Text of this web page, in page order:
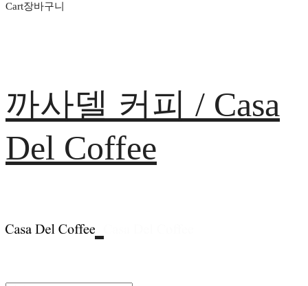
Cart장바구니
까사델 커피 / Casa
Del Coffee